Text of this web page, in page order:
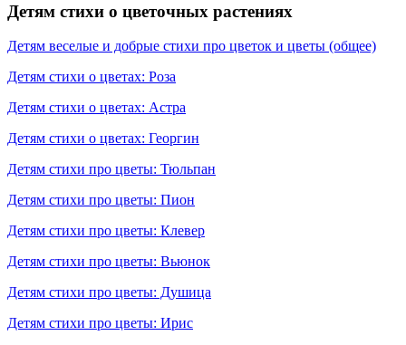
Детям стихи о цветочных растениях
Детям веселые и добрые стихи про цветок и цветы (общее)
Детям стихи о цветах: Роза
Детям стихи о цветах: Астра
Детям стихи о цветах: Георгин
Детям стихи про цветы: Тюльпан
Детям стихи про цветы: Пион
Детям стихи про цветы: Клевер
Детям стихи про цветы: Вьюнок
Детям стихи про цветы: Душица
Детям стихи про цветы: Ирис